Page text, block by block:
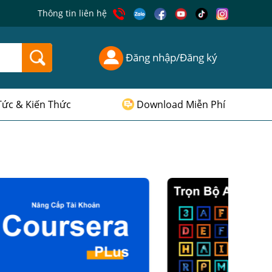
Thông tin liên hệ
Đăng nhập/Đăng ký
& Kiến Thức Download Miễn Phí